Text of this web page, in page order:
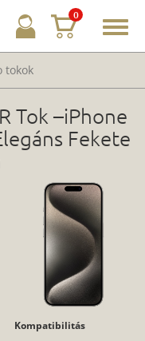
0
tokok
Tok –iPhone
Fekete
Kompatibilitás